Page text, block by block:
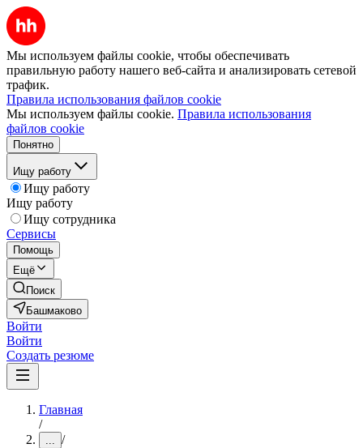
Мы используем файлы cookie, чтобы обеспечивать
правильную работу нашего веб-сайта и анализировать сетевой
трафик.
Правила использования файлов cookie
Мы используем файлы cookie. Правила использования
файлов cookie
Понятно
Ищу работу
Ищу работу
Ищу работу
Ищу сотрудника
Сервисы
Помощь
Ещё
Поиск
Башмаково
Войти
Войти
Создать резюме
Главная
/
... /